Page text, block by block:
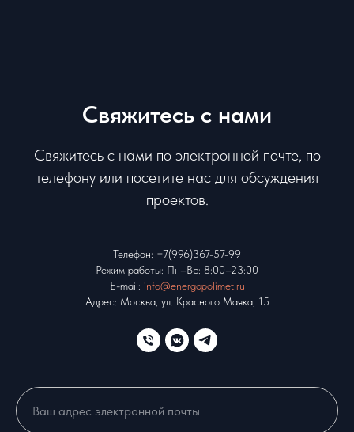
Свяжитесь с нами
Свяжитесь с нами по электронной почте, по
телефону или посетите нас для обсуждения
проектов.
Телефон: +7(996)367-57-99
Режим работы: Пн–Вс: 8:00–23:00
E-mail: info@energopolimet.ru
Адрес: Москва, ул. Красного Маяка, 15